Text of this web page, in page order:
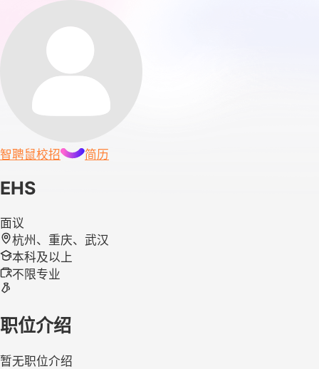
智聘鼠校招 简历
EHS
面议
杭州、重庆、武汉
本科及以上
不限专业
职位介绍
暂无职位介绍